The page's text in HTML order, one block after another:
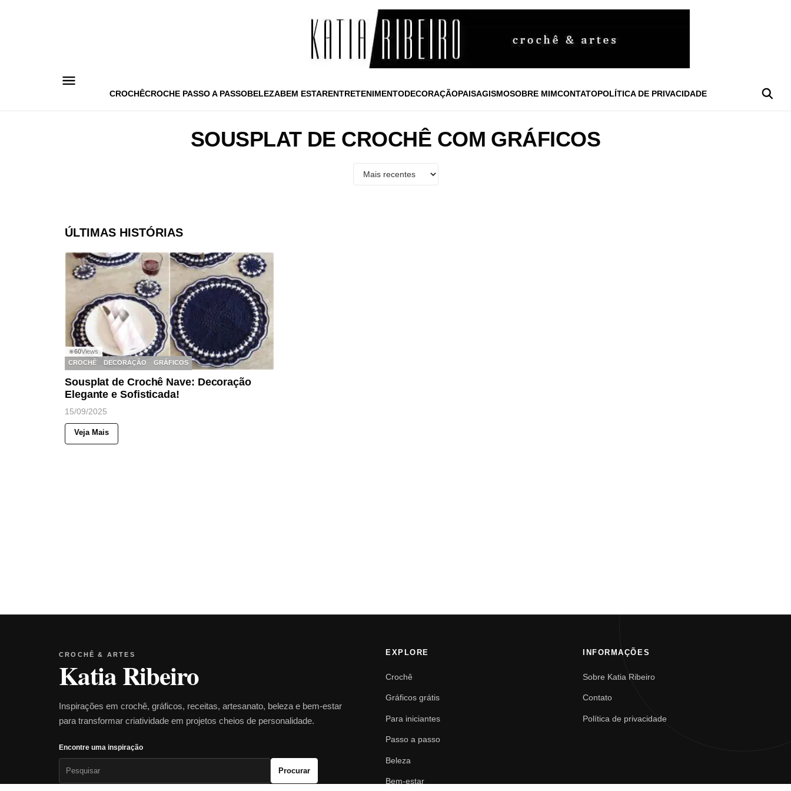
CROCHÊCROCHE PASSO A PASSOBELEZABEM ESTARENTRETENIMENTODECORAÇÃOPAISAGISMOSOBRE MIMCONTATOPOLÍTICA DE PRIVACIDADE
SOUSPLAT DE CROCHÊ COM GRÁFICOS
ÚLTIMAS HISTÓRIAS
◉60Views
CROCHÊ
DECORAÇÃO GRÁFICOS
Sousplat de Crochê Nave: Decoração
Elegante e Sofisticada!
15/09/2025
Veja Mais
CROCHÊ & ARTES
Katia Ribeiro
Inspirações em crochê, gráficos, receitas, artesanato, beleza e bem-estar
para transformar criatividade em projetos cheios de personalidade.
Encontre uma inspiração
Procurar
EXPLORE
Crochê
Gráficos grátis
Para iniciantes
Passo a passo
Beleza
Bem-estar
INFORMAÇÕES
Sobre Katia Ribeiro
Contato
Política de privacidade